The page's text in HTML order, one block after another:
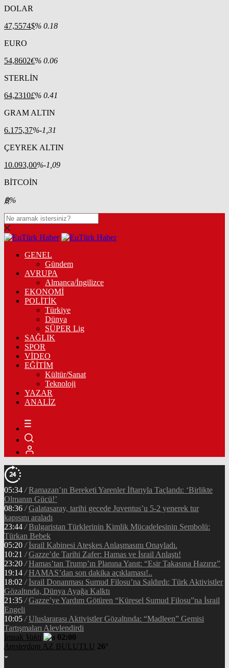
DOLAR
47,5574$% 0.18
EURO
54,8602€% 0.06
STERLİN
64,2310£% 0.41
GRAM ALTIN
6.175,37%-1,31
ÇEYREK ALTIN
10.093,00%-1,09
BİTCOİN
฿%
GENEL
Gündem
AVRUPA
Almanca/İngilizce
EKONOMİ
POLİTİK
Türkiye
Dünya
SÜPER Lig
SAĞLIK
SPOR
VİDEO
EĞİTİM
Kültür/Sanat
Teknoloji
YAZAR
ANALİZ
05:34 / Ramazan’ın Bereketi Yarenler İftarıyla Taçlandı: ‘Birlikte
Olmanın Gücü!’
08:36 / Galatasaray, tarihi gecede Juventus’u 5-2 yenerek tur
kapısını araladı
23:44 / Bulgaristan Türklerinin Kimlik Mücadelesinin Sembolü:
Türkan Bebek
05:20 / İsrail Kabinesi Ateşkes Anlaşmasını Onayladı.
10:21 / Gazze’de Tarihi Zafer: Hamas ve İsrail Anlaştı!
23:20 / Hamas’tan Trump’ın Planına Yanıt: “Esir Takasına Hazırız”
19:14 / HAMAS’dan son dakika açıklaması!..
18:02 / İsrail Donanması Sumud Filosu’na Saldırdı: Türk Aktivistler
Gözaltında, Dünya Ayağa Kalktı
21:35 / Gazze’ye Yardım Götüren “Küresel Sumud Filosu”na İsrail
Engeli
10:05 / Uluslararası Aktivistler Gözaltında: “Madleen” Gemisi
Tartışmaları Alevlendirdi
İmsak Vakti
02:00
Amsterdam AZ BULUTLU 26°